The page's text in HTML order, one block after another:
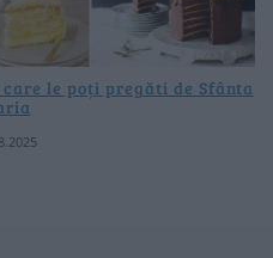
le poți pregăti de Sfânta